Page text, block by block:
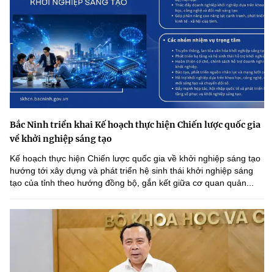
Bắc Ninh triển khai Kế hoạch thực hiện Chiến lược quốc gia
về khởi nghiệp sáng tạo
Kế hoạch thực hiện Chiến lược quốc gia về khởi nghiệp sáng tạo
hướng tới xây dựng và phát triển hệ sinh thái khởi nghiệp sáng
tạo của tỉnh theo hướng đồng bộ, gắn kết giữa cơ quan quản...